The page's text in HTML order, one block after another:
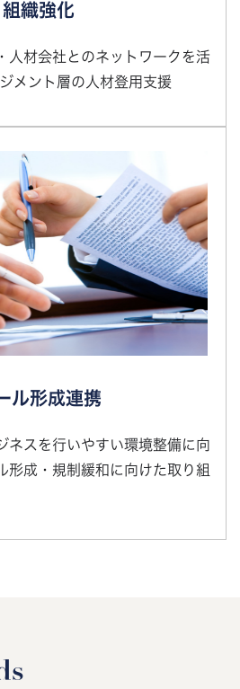
組織強化
人材会社とのネットワークを活
メント層の人材登用支援
ル形成連携
ネスを行いやすい環境整備に向
形成・規制緩和に向けた取り組